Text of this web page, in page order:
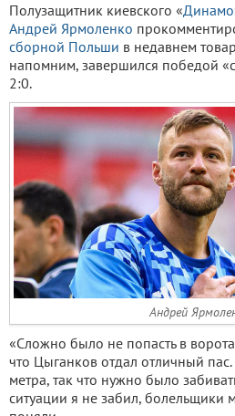
Полузащитник киевского «Динамо
Андрей Ярмоленко
сборной Польши в недавнем
напомним, завершился победой
2:0.
Андрей
«Cложно было не попасть в
что Цыганков отдал отличный
метра, так что нужно было
ситуации я не забил, болельщики